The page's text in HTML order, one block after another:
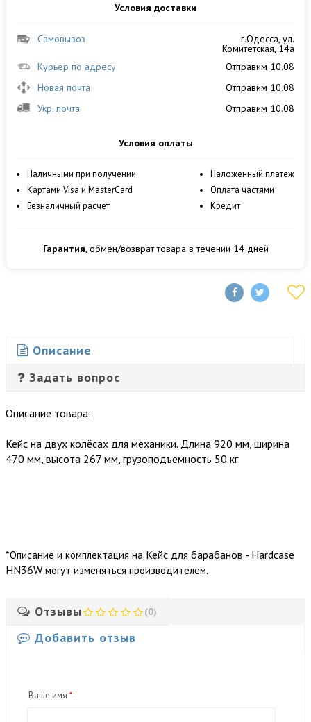
Условия доставки
Самовывоз г.Одесса, ул.
Комитетская, 14а
Курьер по адресу
Отправим 10.08
Новая почта
Отправим 10.08
Укр. почта
Отправим 10.08
Условия оплаты
Наличными при получении
Картами Visa и MasterCard
Безналичный расчет
Наложенный платеж
Оплата частями
Кредит
Гарантия, обмен/возврат товара в течении 14 дней
Описание
Задать вопрос
Описание товара:
Кейс на двух колёсах для механики. Длина 920 мм, ширина
470 мм, высота 267 мм, грузоподъемность 50 кг
*Описание и комплектация на Кейс для барабанов - Hardcase
HN36W могут изменяться производителем.
Отзывы (0)
Добавить отзыв
Ваше имя *: